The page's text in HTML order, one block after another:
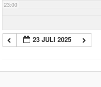
23:00
23 JULI 2025